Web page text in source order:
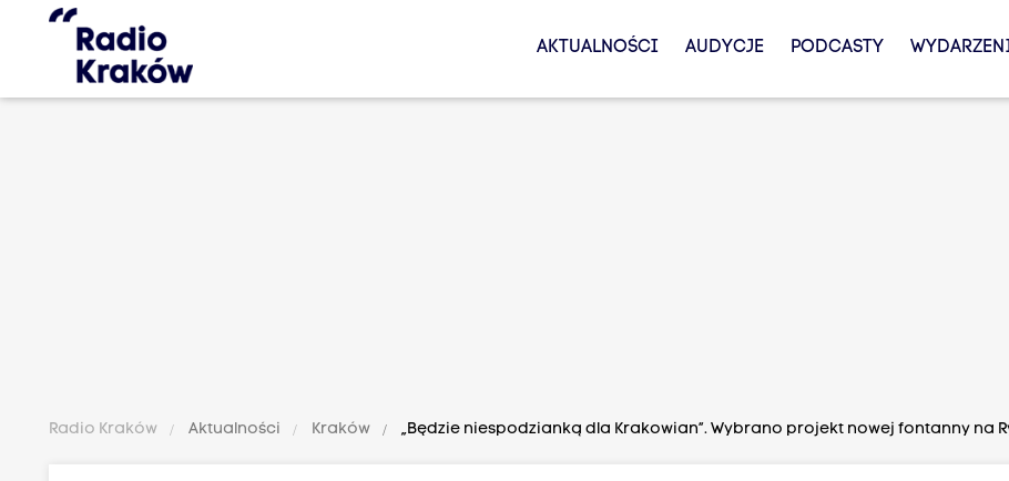
AKTUALNOŚCI AUDYCJE PODCASTY
Radio Kraków Aktualności Kraków „Będzie niespodzianką dla Krakowian”. Wybrano projekt nowej fontanny na